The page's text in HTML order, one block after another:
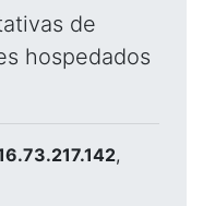
de
hospedados
,